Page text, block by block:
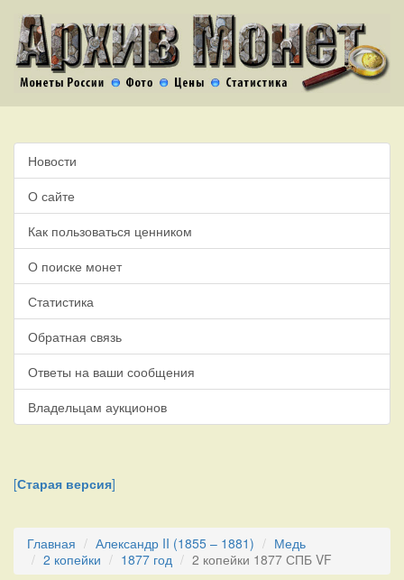
Новости
О сайте
Как пользоваться ценником
О поиске монет
Статистика
Обратная связь
Ответы на ваши сообщения
Владельцам аукционов
[Старая версия]
Главная Александр II (1855 – 1881)
Медь
2 копейки
1877 год 2 копейки 1877 СПБ VF